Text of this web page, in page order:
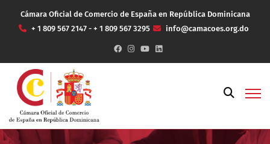
Cámara Oficial de Comercio de España en República Dominicana
+ 1 809 567 2147 - + 1 809 567 3295
info@camacoes.org.do